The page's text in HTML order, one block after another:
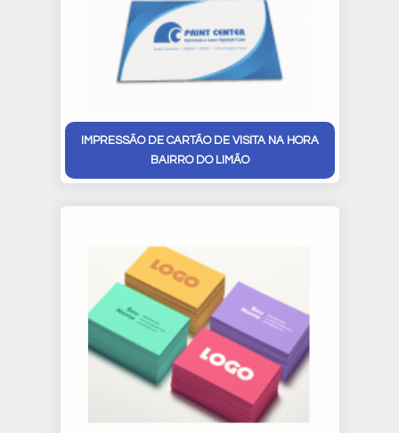
IMPRESSÃO DE CARTÃO DE VISITA NA HORA
BAIRRO DO LIMÃO